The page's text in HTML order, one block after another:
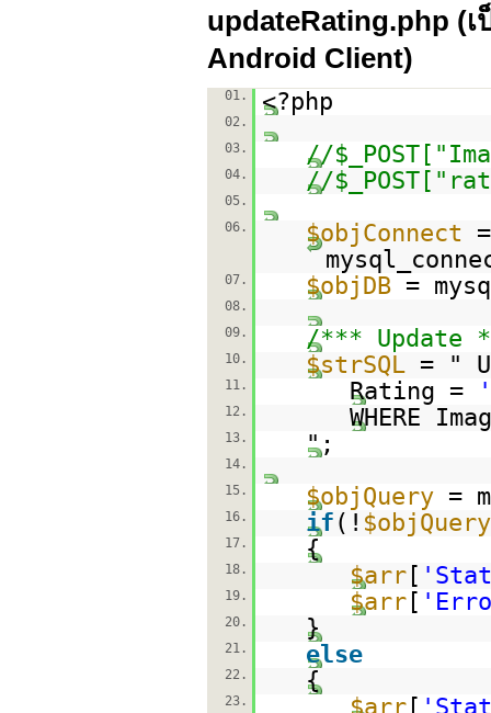
updateRating.php (
Android Client)
01. <?php
02.
03.
//
04. //
05.
06.
$objConnect =
07. $objDB =
08.
09.
/*** Update
10. $strSQL = "
11. Rating =
12. WHERE
13. ";
14.
15.
$objQuery =
16. if (! $objQuery
17. {
18. $arr[
19. $arr[
20. }
21. else
22. {
23. $arr[